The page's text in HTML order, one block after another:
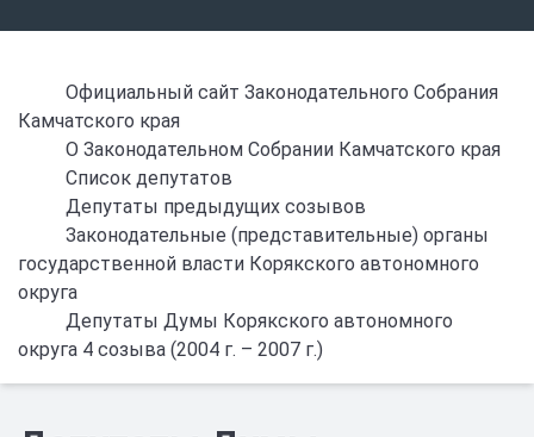
Официальный сайт Законодательного Собрания
Камчатского края
О Законодательном Собрании Камчатского края
Список депутатов
Депутаты предыдущих созывов
Законодательные (представительные) органы
государственной власти Корякского автономного
округа
Депутаты Думы Корякского автономного
округа 4 созыва (2004 г. – 2007 г.)